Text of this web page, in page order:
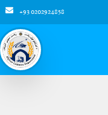
+93 0202924858